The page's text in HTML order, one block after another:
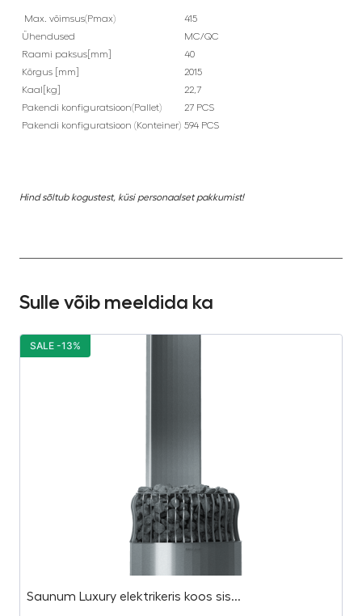
Max. võimsus(Pmax)
415
Ühendused
MC/QC
Raami paksus[mm]
40
Kõrgus [mm]
2015
Kaal[kg]
22,7
Pakendi konfiguratsioon(Pallet)
27 PCS
Pakendi konfiguratsioon (Konteiner) 594 PCS
Hind sõltub kogustest, küsi personaalset pakkumist!
Sulle võib meeldida ka
Saunum Luxury elektrikeris koos sis...
SALE -13%